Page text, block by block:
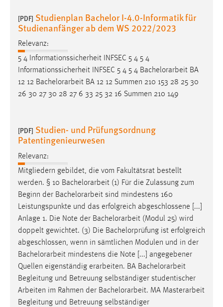
[PDF] Studienplan Bachelor I-4.0-Informatik für
Studienanfänger ab dem WS 2022/2023
Relevanz:
5 4 Informationssicherheit INFSEC 5 4 5 4
Informationssicherheit INFSEC 5 4 5 4 Bachelorarbeit BA
12 12 Bachelorarbeit BA 12 12 Summen 210 153 28 25 30
26 30 27 30 28 27 6 33 25 32 16 Summen 210 149
[PDF] Studien- und Prüfungsordnung
Patentingenieurwesen
Relevanz:
Mitgliedern gebildet, die vom Fakultätsrat bestellt
werden. § 10 Bachelorarbeit (1) Für die Zulassung zum
Beginn der Bachelorarbeit sind mindestens 160
Leistungspunkte und das erfolgreich abgeschlossene [...]
Anlage 1. Die Note der Bachelorarbeit (Modul 25) wird
doppelt gewichtet. (3) Die Bachelorprüfung ist erfolgreich
abgeschlossen, wenn in sämtlichen Modulen und in der
Bachelorarbeit mindestens die Note [...] angegebener
Quellen eigenständig erarbeiten. BA Bachelorarbeit
Begleitung und Betreuung selbständiger studentischer
Arbeiten im Rahmen der Bachelorarbeit. MA Masterarbeit
Begleitung und Betreuung selbständiger
Sprachpräferenz
Name:
site-language-preference
Zweck:
Das Cookie speichert die gewählte Sprache der Website.
Chat
Name:
MibewSessionID, MIBEW_UserID, mibew_locale, mibew-
chat-frame-style-5e9dbeb1811c0446
Wird benötigt um die Chatfunktion nutzen zu können.
Cookie Laufzeit:
MibewSessionID, mibew-chat-frame-style-
5e9dbeb1811c0446 = Sitzungslaufzeit, mibew_locale = 3
Jahre, MIBEW_UserID = 1 Jahr
Login